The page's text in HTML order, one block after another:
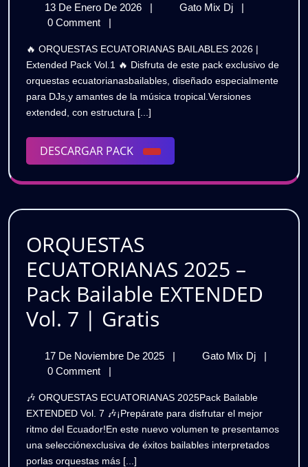
BAILABLES
2026
|
Extended
Pack
Vol.1
🔥
Gratis
13 De Enero De 2026
13
De
2026
| Gato Mix Dj
ORQUESTAS
2026
|
Extended
Pack
|
0 Comment
|
🔥 ORQUESTAS ECUATORIANAS BAILABLES 2026 |
Extended Pack Vol.1 🔥 Disfruta de este pack exclusivo de
orquestas ecuatorianasbailables, diseñado especialmente
para DJs,y amantes de la música tropical.Versiones
extended, con estructura [...]
DESCARGAR PACK
DESCARGAR
PACK
ORQUESTAS
ECUATORIANAS 2025 –
Pack Bailable EXTENDED
Vol. 7 | Gratis
2025
–
Pack
Bailable
17 De Noviembre De 2025
17
De
2025
| Gato Mix Dj
–
Pack
Bailable
|
0 Comment
|
🎶 ORQUESTAS ECUATORIANAS 2025Pack Bailable
EXTENDED Vol. 7 🎶¡Prepárate para disfrutar el mejor
ritmo del Ecuador!En este nuevo volumen te presentamos
una selecciónexclusiva de éxitos bailables interpretados
porlas orquestas más [...]